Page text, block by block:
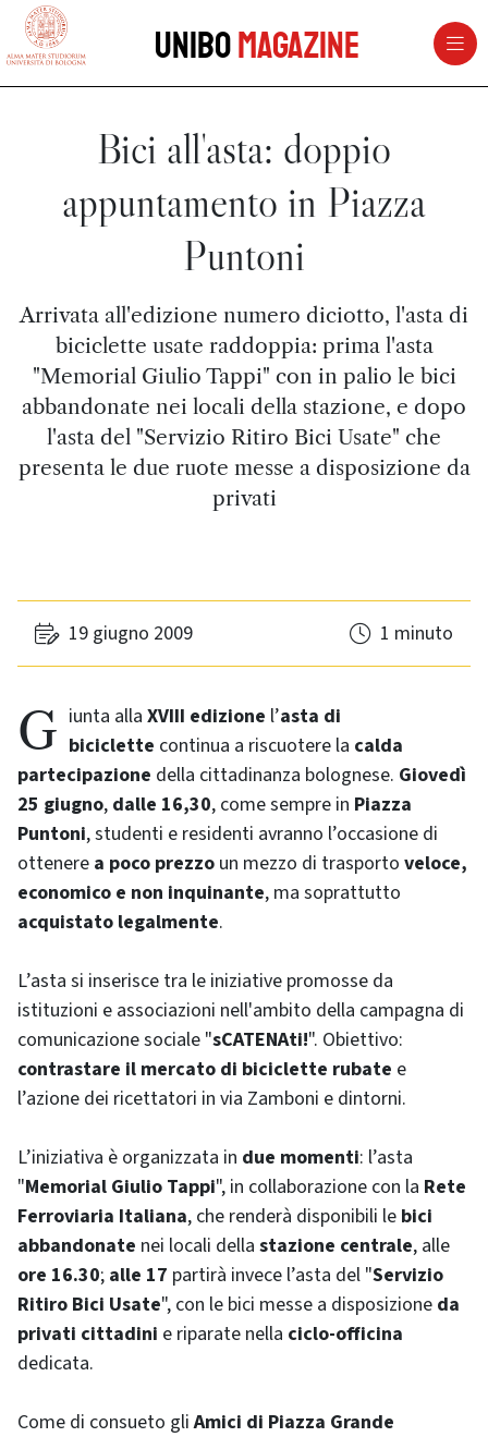
vai al contenuto della pagina
UniboMagazine
Bici all'asta: doppio
appuntamento in Piazza
Puntoni
Arrivata all'edizione numero diciotto, l'asta di
biciclette usate raddoppia: prima l'asta
"Memorial Giulio Tappi" con in palio le bici
abbandonate nei locali della stazione, e dopo
l'asta del "Servizio Ritiro Bici Usate" che
presenta le due ruote messe a disposizione da
privati
19 giugno 2009 1 minuto
Giunta alla XVIII edizione l’asta di
biciclette continua a riscuotere la calda
partecipazione della cittadinanza bolognese. Giovedì
25 giugno, dalle 16,30, come sempre in Piazza
Puntoni, studenti e residenti avranno l’occasione di
ottenere a poco prezzo un mezzo di trasporto veloce,
economico e non inquinante, ma soprattutto
acquistato legalmente.
L’asta si inserisce tra le iniziative promosse da
istituzioni e associazioni nell'ambito della campagna di
comunicazione sociale "sCATENAti!". Obiettivo:
contrastare il mercato di biciclette rubate e
l’azione dei ricettatori in via Zamboni e dintorni.
L’iniziativa è organizzata in due momenti: l’asta
"Memorial Giulio Tappi", in collaborazione con la Rete
Ferroviaria Italiana, che renderà disponibili le bici
abbandonate nei locali della stazione centrale, alle
ore 16.30; alle 17 partirà invece l’asta del "Servizio
Ritiro Bici Usate", con le bici messe a disposizione da
privati cittadini e riparate nella ciclo-officina
dedicata.
Come di consueto gliAmici di Piazza Grande